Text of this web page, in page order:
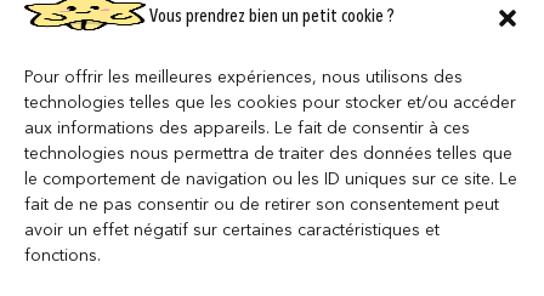
Vous prendrez bien un petit cookie ?
Pour offrir les meilleures expériences, nous utilisons des
technologies telles que les cookies pour stocker et/ou accéder
aux informations des appareils. Le fait de consentir à ces
technologies nous permettra de traiter des données telles que
le comportement de navigation ou les ID uniques sur ce site. Le
fait de ne pas consentir ou de retirer son consentement peut
avoir un effet négatif sur certaines caractéristiques et
fonctions.
NOS MAGASINS
QUI SOMMES NOUS ?
NOUS REJOINDRE
F.A.Q